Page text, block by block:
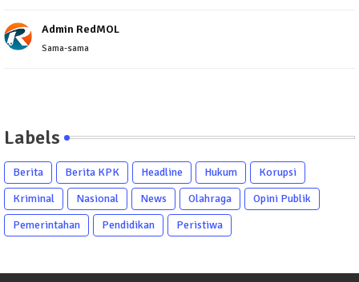
Admin RedMOL
Sama-sama
Labels
Berita Berita KPK Headline Hukum
Korupsi
Kriminal
Nasional News Olahraga
Opini Publik
Pemerintahan
Pendidikan Peristiwa